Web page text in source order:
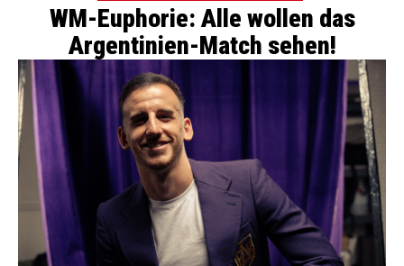
WM-Euphorie: Alle wollen das
Argentinien-Match sehen!